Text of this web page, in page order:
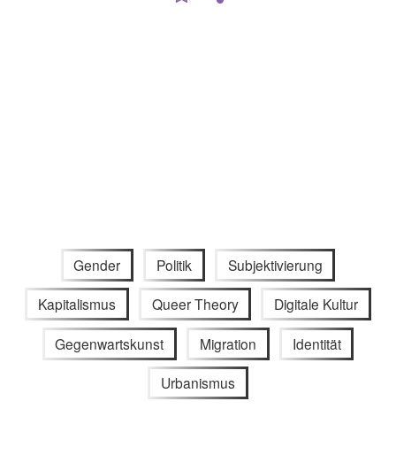
Gender Politik Subjektivierung
Kapitalismus Queer Theory Digitale Kultur
Gegenwartskunst Migration Identität
Urbanismus